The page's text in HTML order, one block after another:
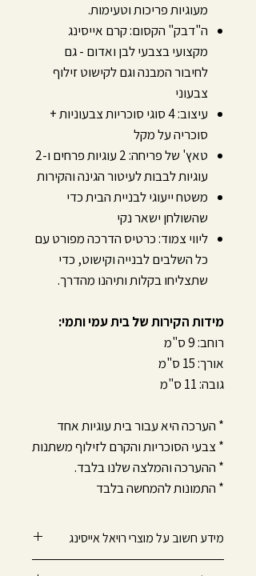
מעוגיות פריכות וטעימות.
ה"דבק" הקסום: קרם אייסינג
מקצועי בצבעי לבן ואדום - גם
לחיבור המבנה וגם לקישוט זילוף
צבעוני
עיצוב: 4 סוגי סוכריות צבעוניות +
סוכריה על מקל
טאץ' של פריחה: 2 עוגיות פרחים ו-2
עוגיות לבבות לעיטור הגינה והקירות
משטח ייעוגי לבניית הבית כדי
שהשולחן ישאר נקי
ליווי צמוד: כרטיס הדרכה מפורט עם
כל השלבים לבנייה וקישוט, כדי
שתצליחו בקלות ותיהנו מהדרך.
מידות הקירות של בית עמי ותמי:
רוחב: 9 ס"מ
אורך: 15 ס"מ
גובה: 11 ס"מ
* הערכה היא עבור בית עוגיות אחד
* צבעי הסוכריות והקרם לזילוף משתנות
* ההערכה והמלצה שלנו בלבד.
* התמונות להמחשה בלבד
מידע חשוב על מוצרי רויאל אייסינג